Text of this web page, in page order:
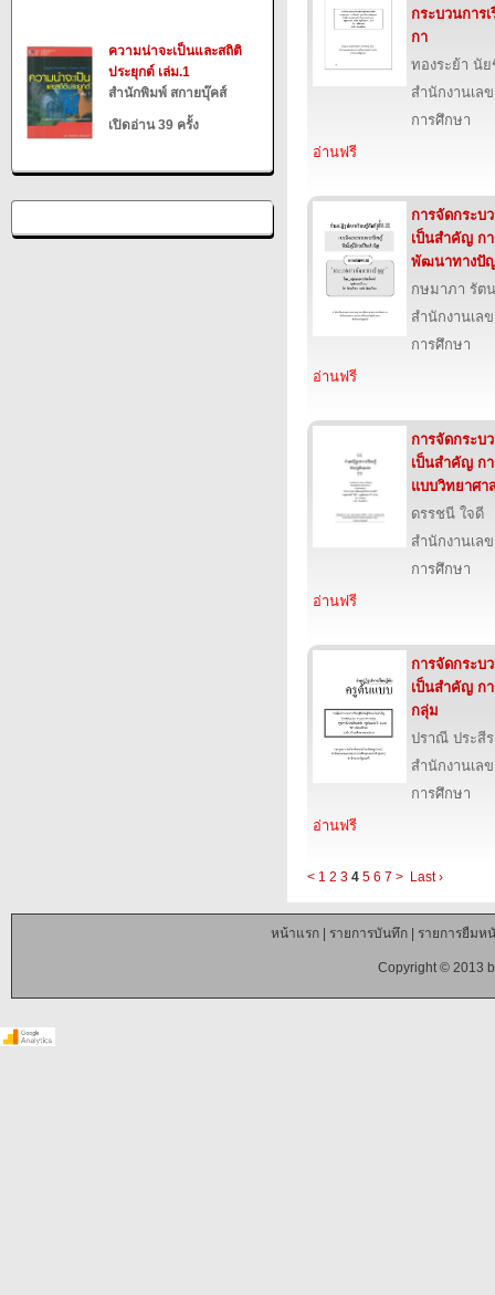
ความน่าจะเป็นและสถิติ
ประยุกต์ เล่ม.1
สำนักพิมพ์ สกายบุ๊คส์
เปิดอ่าน 39 ครั้ง
กระบวนการ
กา
ทองระย้า นั
สำนักงานเล
การศึกษา
อ่านฟรี
การจัดกระบ
เป็นสำคัญ ก
พัฒนาทางปั
กษมาภา รัต
สำนักงานเล
การศึกษา
อ่านฟรี
การจัดกระบ
เป็นสำคัญ ก
แบบวิทยาศา
ดรรชนี ใจดี
สำนักงานเล
การศึกษา
อ่านฟรี
การจัดกระบ
เป็นสำคัญ ก
กลุ่ม
ปราณี ประสีร
สำนักงานเล
การศึกษา
อ่านฟรี
< 1 2 3 4 5 6 7 > Last ›
หน้าแรก| รายการบันทึก| รายการยืมห
Copyright © 2013